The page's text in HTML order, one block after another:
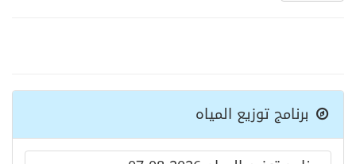
برنامج توزيع المياه